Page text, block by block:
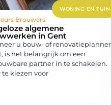
WONING EN TUIN
Brouwers
algemene
in Gent
u bouw- of
is het belangrijk om een
partner in te schakelen.
te kiezen voor